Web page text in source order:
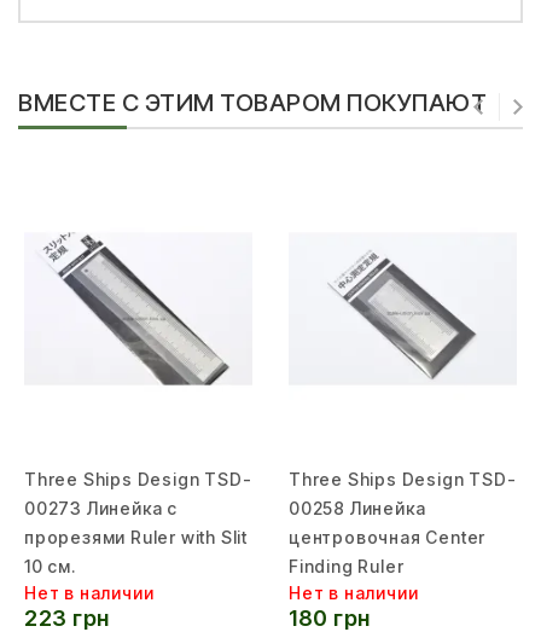
ВМЕСТЕ С ЭТИМ ТОВАРОМ ПОКУПАЮТ
Three Ships Design TSD-
00273 Линейка с
прорезями Ruler with Slit
10 см.
Нет в наличии
223 грн
Three Ships Design TSD-
00258 Линейка
центровочная Center
Finding Ruler
Нет в наличии
180 грн